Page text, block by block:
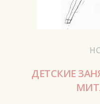
ДЕТСКИЕ